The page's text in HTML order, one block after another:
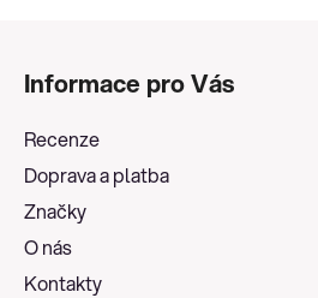
Informace pro Vás
Recenze
Doprava a platba
Značky
O nás
Kontakty